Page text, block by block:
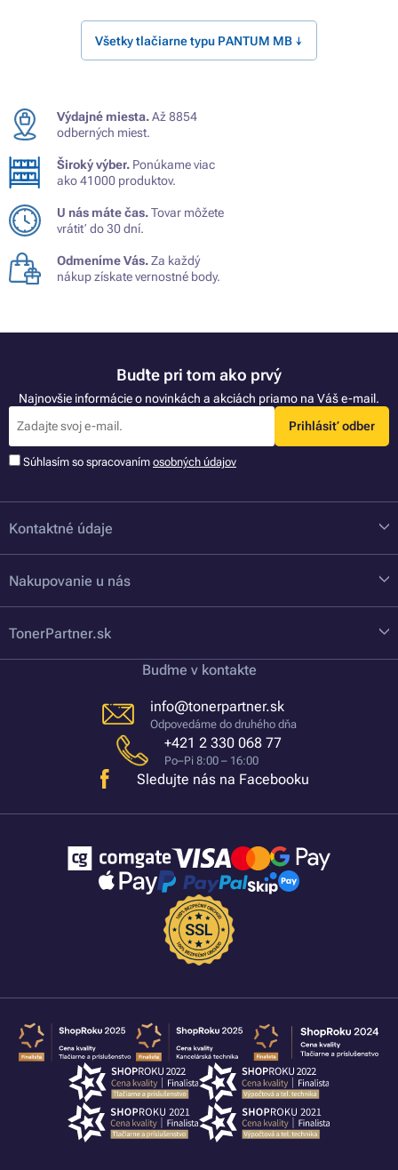
Všetky tlačiarne typu PANTUM MB ↓
Výdajné miesta.Až 8854
odberných miest.
Široký výber. Ponúkame viac
ako 41000 produktov.
U nás máte čas.Tovar môžete
vrátiť do 30 dní.
Odmeníme Vás.Za každý
nákup získate vernostné body.
Buďte pri tom ako prvý
Najnovšie informácie o novinkách a akciách priamo na Váš e-mail.
Prihlásiť odber
Súhlasím so spracovaním osobných údajov
Kontaktné údaje
Nakupovanie u nás
TonerPartner.sk
Buďme v kontakte
info@tonerpartner.sk
Odpovedáme do druhého dňa
+421 2 330 068 77
Po–Pi 8:00 – 16:00
Sledujte nás na Facebooku